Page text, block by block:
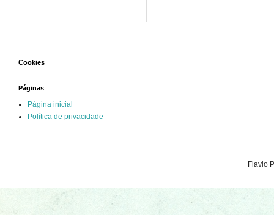
Cookies
Páginas
Página inicial
Política de privacidade
Flavio